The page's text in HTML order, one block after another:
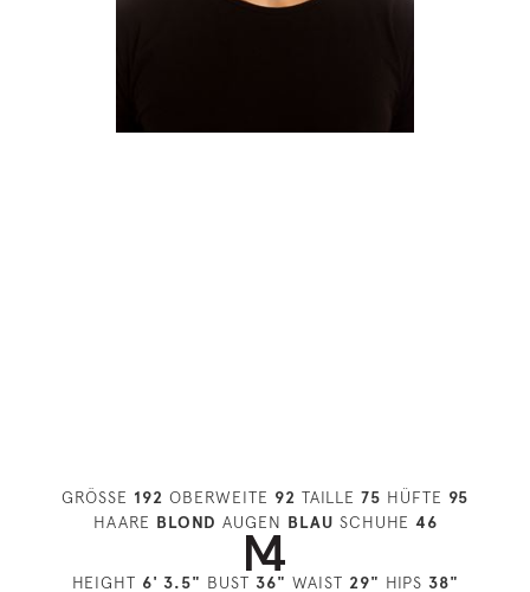
GRÖSSE 192 OBERWEITE 92 TAILLE 75 HÜFTE 95
HAARE BLOND AUGEN BLAU SCHUHE 46
HEIGHT 6' 3.5" BUST 36" WAIST 29" HIPS 38"